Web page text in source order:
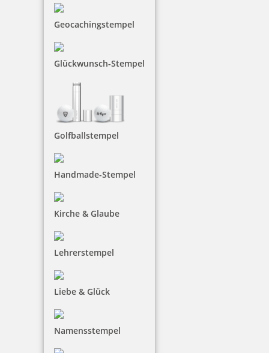
Geocachingstempel
Glückwunsch-Stempel
Golfballstempel
Handmade-Stempel
Kirche & Glaube
Lehrerstempel
Liebe & Glück
Namensstempel
trodat edy FIX - Motivationsstempel Spitze! - Printy 4922
7,83 €
inkl. 10 % Rabatt0,87 €
trodat edy FIX - Motivationsstempel Weiter so - Printy 4922